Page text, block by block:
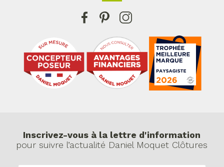
Inscrivez-vous à la lettre d'information
pour suivre l’actualité Daniel Moquet Clôtures